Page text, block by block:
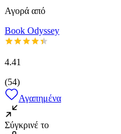
Αγορά από
Book Odyssey
4.41
(54)
Αγαπημένα
Σύγκρινέ το